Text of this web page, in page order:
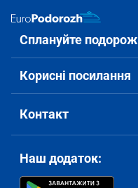
Сплануйте подорож
Корисні посилання
Контакт
Наш додаток: